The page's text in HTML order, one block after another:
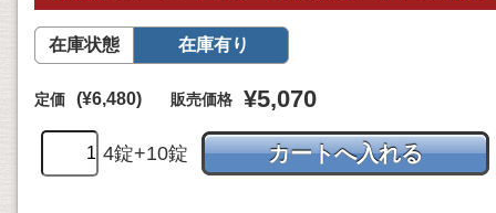
在庫状態 在庫有り
定価 (¥6,480) 販売価格 ¥5,070
4錠+10錠